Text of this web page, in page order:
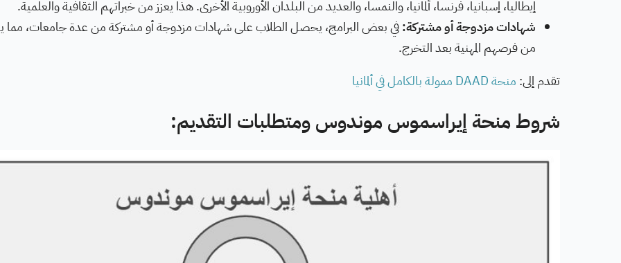
إيطاليا، إسبانيا، فرنسا، ألمانيا، والنمسا، والعديد من البلدان الأوروبية الأخرى. هذا يعزز من خبراتهم الثقافية والعلمية.
شهادات مزدوجة أو مشتركة:في بعض البرامج، يحصل الطلاب على شهادات مزدوجة أو مشتركة من عدة جامعات، مما
من فرصهم المهنية بعد التخرج.
تقدم إلى: منحة DAAD ممولة بالكامل في ألمانيا
شروط منحة إيراسموس موندوس ومتطلبات التقديم: